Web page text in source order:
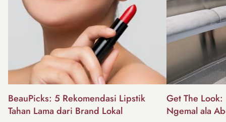
BeauPicks: 5 Rekomendasi Lipstik
Tahan Lama dari Brand Lokal
Get The
Ngemal ala